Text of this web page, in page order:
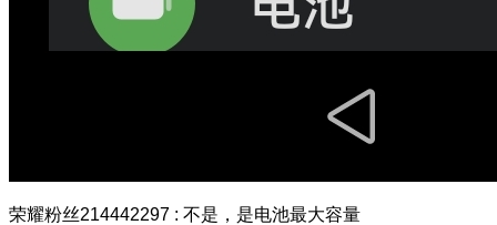
荣耀粉丝214442297 : 不是，是电池最大容量